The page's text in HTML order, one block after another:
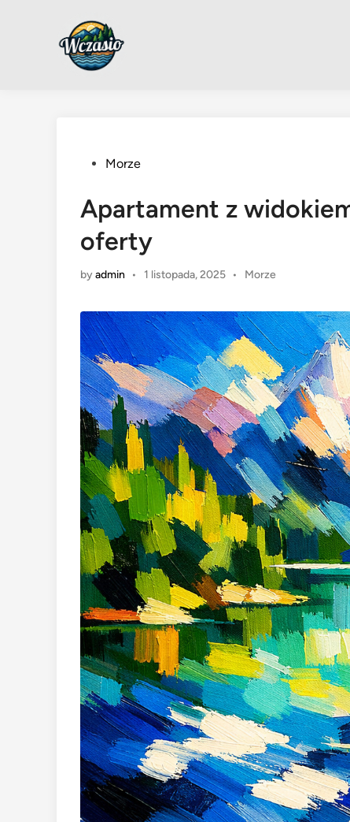
PostedMorze
Apartament z
oferty
byadmin • 1 listopada, 2025 •
Posted
Morze